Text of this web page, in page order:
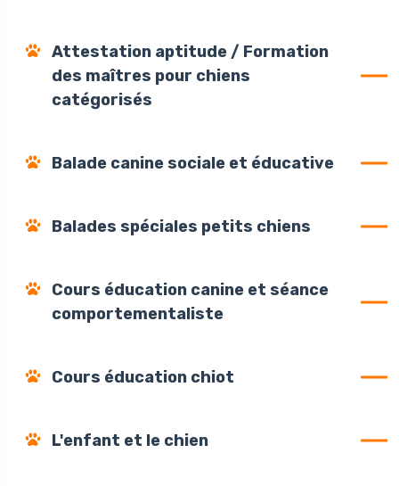
Attestation aptitude / Formation
des maîtres pour chiens
catégorisés
Balade canine sociale et éducative
Balades spéciales petits chiens
Cours éducation canine et séance
comportementaliste
Cours éducation chiot
L'enfant et le chien